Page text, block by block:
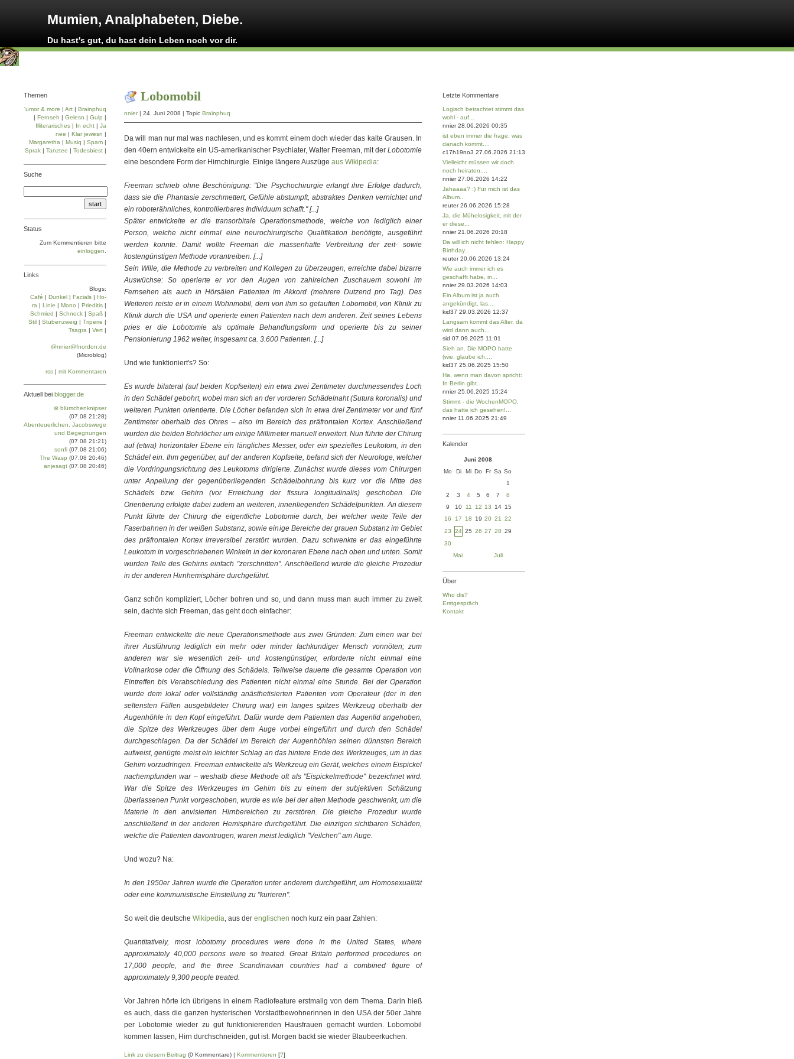
Mumien, Analphabeten, Diebe.
Du hast's gut, du hast dein Leben noch vor dir.
Lobomobil
nnier| 24. Juni 2008 | Topic Brainphuq
Da will man nur mal was nachlesen, und es kommt einem doch wieder das kalte Grausen. In
den 40ern entwickelte ein US-amerikanischer Psychiater, Walter Freeman, mit der Lobotomie
eine besondere Form der Hirnchirurgie. Einige längere Auszüge aus Wikipedia:
Freeman schrieb ohne Beschönigung: "Die Psychochirurgie erlangt ihre Erfolge dadurch,
dass sie die Phantasie zerschmettert, Gefühle abstumpft, abstraktes Denken vernichtet und
ein roboterähnliches, kontrollierbares Individuum schafft." [...]
Später entwickelte er die transorbitale Operationsmethode, welche von lediglich einer
Person, welche nicht einmal eine neurochirurgische Qualifikation benötigte, ausgeführt
werden konnte. Damit wollte Freeman die massenhafte Verbreitung der zeit- sowie
kostengünstigen Methode vorantreiben. [...]
Sein Wille, die Methode zu verbreiten und Kollegen zu überzeugen, erreichte dabei bizarre
Auswüchse: So operierte er vor den Augen von zahlreichen Zuschauern sowohl im
Fernsehen als auch in Hörsälen Patienten im Akkord (mehrere Dutzend pro Tag). Des
Weiteren reiste er in einem Wohnmobil, dem von ihm so getauften Lobomobil, von Klinik zu
Klinik durch die USA und operierte einen Patienten nach dem anderen. Zeit seines Lebens
pries er die Lobotomie als optimale Behandlungsform und operierte bis zu seiner
Pensionierung 1962 weiter, insgesamt ca. 3.600 Patienten. [...]
Und wie funktioniert's? So:
Es wurde bilateral (auf beiden Kopfseiten) ein etwa zwei Zentimeter durchmessendes Loch
in den Schädel gebohrt, wobei man sich an der vorderen Schädelnaht (Sutura koronalis) und
weiteren Punkten orientierte. Die Löcher befanden sich in etwa drei Zentimeter vor und fünf
Zentimeter oberhalb des Ohres – also im Bereich des präfrontalen Kortex. Anschließend
wurden die beiden Bohrlöcher um einige Millimeter manuell erweitert. Nun führte der Chirurg
auf (etwa) horizontaler Ebene ein längliches Messer, oder ein spezielles Leukotom, in den
Schädel ein. Ihm gegenüber, auf der anderen Kopfseite, befand sich der Neurologe, welcher
die Vordringungsrichtung des Leukotoms dirigierte. Zunächst wurde dieses vom Chirurgen
unter Anpeilung der gegenüberliegenden Schädelbohrung bis kurz vor die Mitte des
Schädels bzw. Gehirn (vor Erreichung der fissura longitudinalis) geschoben. Die
Orientierung erfolgte dabei zudem an weiteren, innenliegenden Schädelpunkten. An diesem
Punkt führte der Chirurg die eigentliche Lobotomie durch, bei welcher weite Teile der
Faserbahnen in der weißen Substanz, sowie einige Bereiche der grauen Substanz im Gebiet
des präfrontalen Kortex irreversibel zerstört wurden. Dazu schwenkte er das eingeführte
Leukotom in vorgeschriebenen Winkeln in der koronaren Ebene nach oben und unten. Somit
wurden Teile des Gehirns einfach "zerschnitten". Anschließend wurde die gleiche Prozedur
in der anderen Hirnhemisphäre durchgeführt.
Ganz schön kompliziert, Löcher bohren und so, und dann muss man auch immer zu zweit
sein, dachte sich Freeman, das geht doch einfacher:
Freeman entwickelte die neue Operationsmethode aus zwei Gründen: Zum einen war bei
ihrer Ausführung lediglich ein mehr oder minder fachkundiger Mensch vonnöten; zum
anderen war sie wesentlich zeit- und kostengünstiger, erforderte nicht einmal eine
Vollnarkose oder die Öffnung des Schädels. Teilweise dauerte die gesamte Operation von
Eintreffen bis Verabschiedung des Patienten nicht einmal eine Stunde. Bei der Operation
wurde dem lokal oder vollständig anästhetisierten Patienten vom Operateur (der in den
seltensten Fällen ausgebildeter Chirurg war) ein langes spitzes Werkzeug oberhalb der
Augenhöhle in den Kopf eingeführt. Dafür wurde dem Patienten das Augenlid angehoben,
die Spitze des Werkzeuges über dem Auge vorbei eingeführt und durch den Schädel
durchgeschlagen. Da der Schädel im Bereich der Augenhöhlen seinen dünnsten Bereich
aufweist, genügte meist ein leichter Schlag an das hintere Ende des Werkzeuges, um in das
Gehirn vorzudringen. Freeman entwickelte als Werkzeug ein Gerät, welches einem Eispickel
nachempfunden war – weshalb diese Methode oft als "Eispickelmethode" bezeichnet wird.
War die Spitze des Werkzeuges im Gehirn bis zu einem der subjektiven Schätzung
überlassenen Punkt vorgeschoben, wurde es wie bei der alten Methode geschwenkt, um die
Materie in den anvisierten Hirnbereichen zu zerstören. Die gleiche Prozedur wurde
anschließend in der anderen Hemisphäre durchgeführt. Die einzigen sichtbaren Schäden,
welche die Patienten davontrugen, waren meist lediglich "Veilchen" am Auge.
Und wozu? Na:
In den 1950er Jahren wurde die Operation unter anderem durchgeführt, um Homosexualität
oder eine kommunistische Einstellung zu "kurieren".
So weit die deutsche Wikipedia, aus der englischen noch kurz ein paar Zahlen:
Quantitatively, most lobotomy procedures were done in the United States, where
approximately 40,000 persons were so treated. Great Britain performed procedures on
17,000 people, and the three Scandinavian countries had a combined figure of
approximately 9,300 people treated.
Vor Jahren hörte ich übrigens in einem Radiofeature erstmalig von dem Thema. Darin hieß
es auch, dass die ganzen hysterischen Vorstadtbewohnerinnen in den USA der 50er Jahre
per Lobotomie wieder zu gut funktionierenden Hausfrauen gemacht wurden. Lobomobil
kommen lassen, Hirn durchschneiden, gut ist. Morgen backt sie wieder Blaubeerkuchen.
Link zu diesem Beitrag (0 Kommentare) | Kommentieren [?]
Themen
'umor & more | Art | Brainphuq
| Fernseh | Gelesn | Gulp |
Illiterarisches | In echt | Ja
nee | Klar jewesn |
Margaretha | Musiq | Spam |
Sprak | Tanztee | Todesbiest |
Suche
Status
Zum Kommentieren bitte
einloggen
Links
Blogs:
Café | Dun­kel | Facials | Ho­
ra | Linie | Mo­no | Prie­di­tis |
Schmied | Schneck | Spaß |
Stil | Stu­ben­zweig | Tri­pe­rie |
Tsa­gra | Vert |
@nnier@fnordon.de
(Microblog)
rss | mit Kommentaren
Aktuell bei blogger.de
⊗ blümchenknipser
(07.08 21:28)
Abenteuerlichen, Jacobswege
und Begegnungen
(07.08 21:21)
sonfi (07.08 21:06)
The Wasp (07.08 20:46)
anjesagt (07.08 20:46)
Letzte Kommentare
Logisch betrachtet stimmt das
wohl - auf...
nnier 28.06.2026 00:35
ist eben immer die frage, was
danach kommt....
c17h19no3 27.06.2026 21:13
Vielleicht müssen wir doch
noch heiraten....
nnier 27.06.2026 14:22
Jahaaaa? :) Für mich ist das
Album...
reuter 26.06.2026 15:28
Ja, die Mühelosigkeit, mit der
er diese...
nnier 21.06.2026 20:18
Da will ich nicht fehlen: Happy
Birthday...
reuter 20.06.2026 13:24
Wie auch immer ich es
geschafft habe, in...
nnier 29.03.2026 14:03
Ein Album ist ja auch
angekündigt, las...
kid37 29.03.2026 12:37
Langsam kommt das Alter, da
wird dann auch...
sid 07.09.2025 11:01
Sieh an. Die MOPO hatte
(wie, glaube ich,...
kid37 25.06.2025 15:50
Ha, wenn man davon spricht:
In Berlin gibt...
nnier 25.06.2025 15:24
Stimmt - die WochenMOPO,
das hatte ich gesehen!...
nnier 11.06.2025 21:49
Kalender
Juni 2008
Mo
Di Mi Do Fr Sa So
1
2
3 4 5 6 7
8
9
10 11 12 13 14 15
16
17 18 19 20 21
22
23
24 25 26 27 28 29
30
Mai
Juli
Über
Who dis?
Erstgespräch
Kontakt